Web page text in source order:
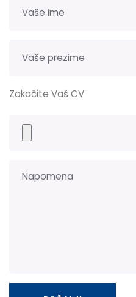
Zakačite Vaš CV